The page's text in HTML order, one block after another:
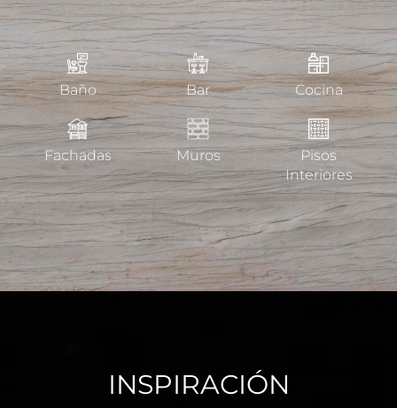
Baño Bar Cocina
Fachadas Muros
Pisos
Interiores
INSPIRACIÓN